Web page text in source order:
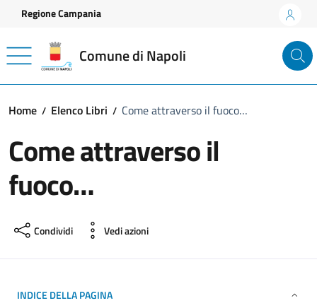
Vai ai contenuti
Vai al footer
Regione Campania
Comune di Napoli
Home Elenco Libri Come attraverso il fuoco…
Come attraverso il
fuoco…
Condividi Vedi azioni
INDICE DELLA PAGINA